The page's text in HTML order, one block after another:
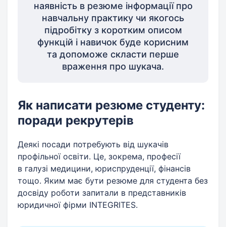
наявність в резюме інформації про
навчальну практику чи якогось
підробітку з коротким описом
функцій і навичок буде корисним
та допоможе скласти перше
враження про шукача.
Як написати резюме студенту:
поради рекрутерів
Деякі посади потребують від шукачів
профільної освіти. Це, зокрема, професії
в галузі медицини, юриспруденції, фінансів
тощо. Яким має бути резюме для студента без
досвіду роботи запитали в представників
юридичної фірми INTEGRITES.